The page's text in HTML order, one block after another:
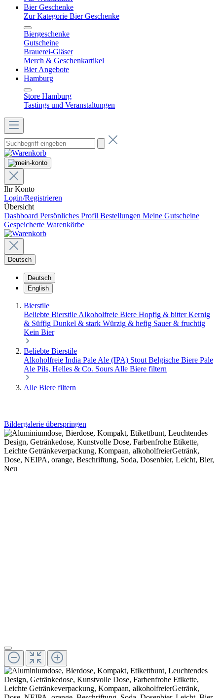
Bier Geschenke
Zur Kategorie Bier Geschenke
Biergeschenke
Gutscheine
Brauerei-Gläser
Merch & Geschenkartikel
Bier Angebote
Hamburg
Store Hamburg
Tastings und Veranstaltungen
Ihr Konto
Login/Registrieren
Übersicht
Dashboard Persönliches Profil Bestellungen Meine Gutscheine
Gespeicherte Warenkörbe
Deutsch
Deutsch
English
Bierstile
Beliebte Bierstile Alkoholfreie Biere Hopfig & bitterKernig
& Süffig Dunkel & stark Würzig & hefig Sauer & fruchtig
Kein Bier
Beliebte Bierstile
Alkoholfreie India Pale Ale (IPA) Stout Belgische Biere Pale
Ale Pils, Helles & Co. Sours Alle Biere filtern
Alle Biere filtern
Bildergalerie überspringen